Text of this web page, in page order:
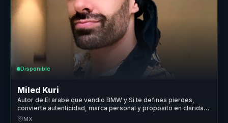
Disponible
Miled Kuri
Autor de El arabe que vendio BMW y Si te defines pierdes,
convierte autenticidad, marca personal y proposito en claridad
para equipos.
MX